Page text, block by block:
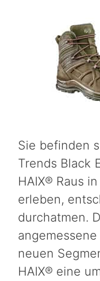
Sie befinden
Trends Black
HAIX® Raus
erleben,
durchatmen.
neuen
HAIX® eine